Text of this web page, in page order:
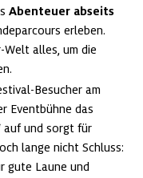
Abenteuer abseits
erleben.
alles, um die
Eventbühne das
auf und sorgt für
lange nicht Schluss:
gute Laune und